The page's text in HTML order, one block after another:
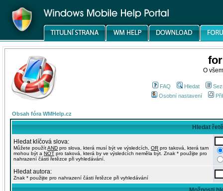
O
FAQ Hledat
Osobní nastavení
Obsah fóra WMHelp.cz
Hledat
Hledat klíčová slova:
Můžete použítAND pro slova, která musí být ve výsledcích, OR pro taková, která tam
mohou být a NOT pro taková, která by ve výsledcích neměla být. Znak * použijte pro
nahrazení části řetězce při vyhledávání.
Hledat autora:
Znak * použijte pro nahrazení části řetězce při vyhledávání